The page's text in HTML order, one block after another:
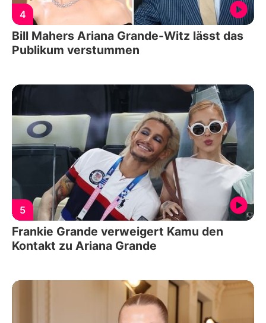
4
Bill Mahers Ariana Grande-Witz lässt das
Publikum verstummen
5
Frankie Grande verweigert Kamu den
Kontakt zu Ariana Grande